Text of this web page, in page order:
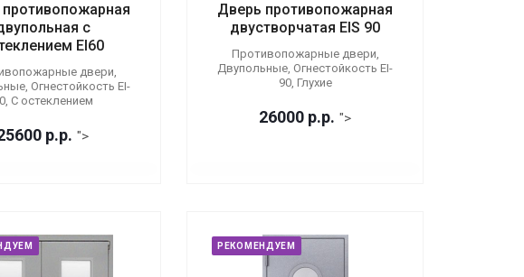
с
EI60
двери,
Огнестойкость EI-
С остеклением
р.р. ">
Дверь противопожарная
двустворчатая EIS 90
Противопожарные двери,
Двупольные, Огнестойкость EI-
90, Глухие
26000 р.р. ">
РЕКОМЕНДУЕМ